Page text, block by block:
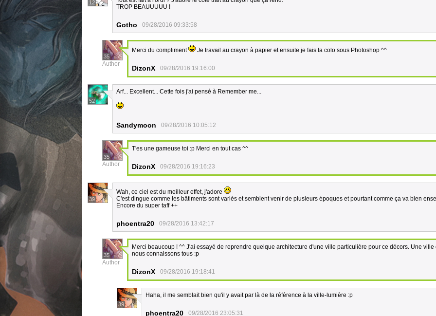
12
TROP BEAUUUUU !
Gotho 09/28/2016 09:33:58
35
Author
Merci du compliment Je travail au crayon à papier et ensuite je fais la colo sous Photoshop ^^
DizonX 09/28/2016 19:16:00
52
Arf... Excellent... Cette fois j'ai pensé à Remember me...
Sandymoon 09/28/2016 10:05:12
35
Author
T'es une gameuse toi :p Merci en tout cas ^^
DizonX 09/28/2016 19:16:23
39
Wah, ce ciel est du meilleur effet, j'adore
C'est dingue comme les bâtiments sont variés et semblent venir de plusieurs époques et pourtant comme ça va bien
Encore du super taff ++
phoentra20 09/28/2016 13:42:17
35
Author
Merci beaucoup ! ^^ J'ai essayé de reprendre quelque architecture d'une ville particulière pour ce décors. Une ville
nous connaissons tous :p
DizonX 09/28/2016 19:18:41
39
Haha, il me semblait bien qu'il y avait par là de la référence à la ville-lumière :p
phoentra20 09/28/2016 23:05:31